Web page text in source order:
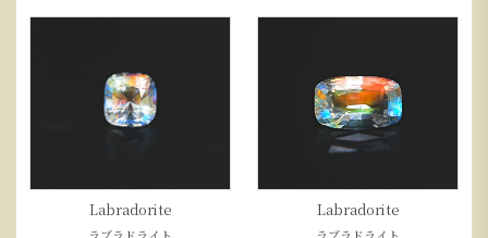
Labradorite
ラブラドライト
Labradorite
ラブラドライト